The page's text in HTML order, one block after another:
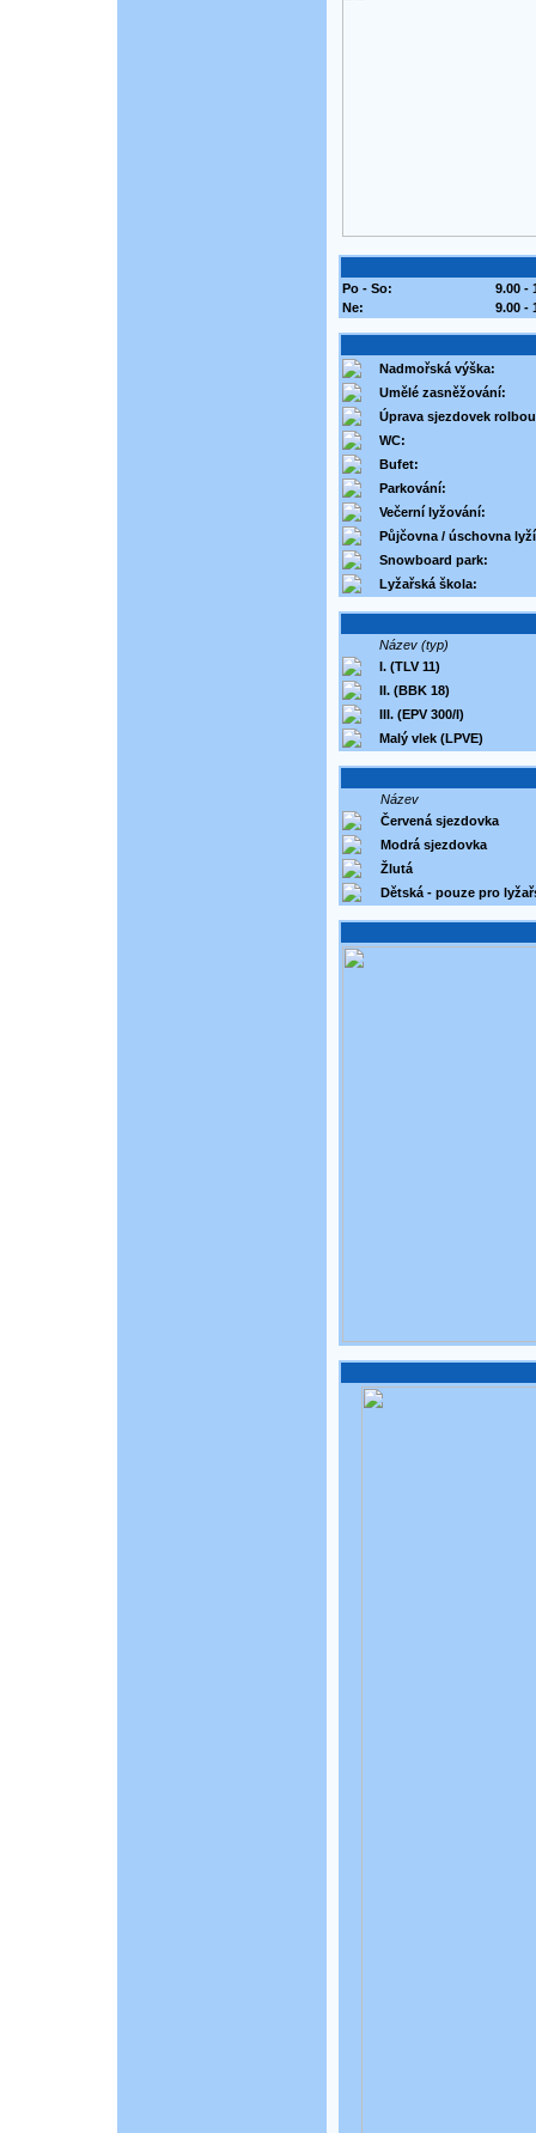
Po - So:
9.00 -
Ne:
9.00 -
Nadmořská výška:
Umělé zasněžování:
Úprava sjezdovek
WC:
Bufet:
Parkování:
Večerní lyžování:
Půjčovna / úschovna
Snowboard park:
Lyžařská škola:
Název (typ)
I. (TLV 11)
II. (BBK 18)
III. (EPV 300/I)
Malý vlek (LPVE)
Název
Červená sjezdovka
Modrá sjezdovka
Žlutá
Dětská - pouze pro